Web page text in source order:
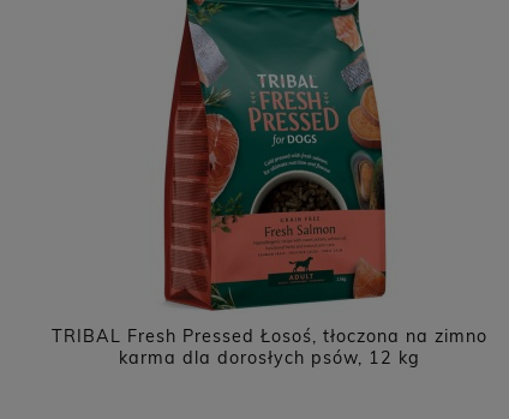
TRIBAL Fresh Pressed Łosoś, tłoczona na zimno
karma dla dorosłych psów, 12 kg